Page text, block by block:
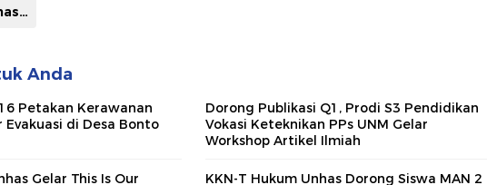
Unhas do mahasiswa
Anda
Petakan Kerawanan
Evakuasi di Desa Bonto
Dorong Publikasi Q1, Prodi S3 Pendidikan
Vokasi Keteknikan PPs UNM Gelar
Workshop Artikel Ilmiah
Gelar This Is Our
KKN-T Hukum Unhas Dorong Siswa MAN 2